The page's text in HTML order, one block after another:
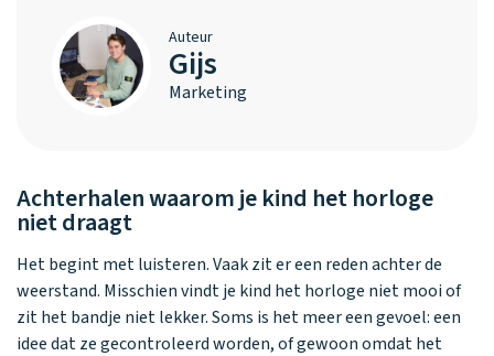
Auteur
Gijs
Marketing
Achterhalen waarom je kind het horloge
niet draagt
Het begint met luisteren. Vaak zit er een reden achter de
weerstand. Misschien vindt je kind het horloge niet mooi of
zit het bandje niet lekker. Soms is het meer een gevoel: een
idee dat ze gecontroleerd worden, of gewoon omdat het